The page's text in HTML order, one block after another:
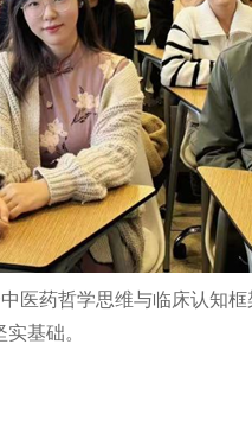
医药哲学思维与临床认知
基础。